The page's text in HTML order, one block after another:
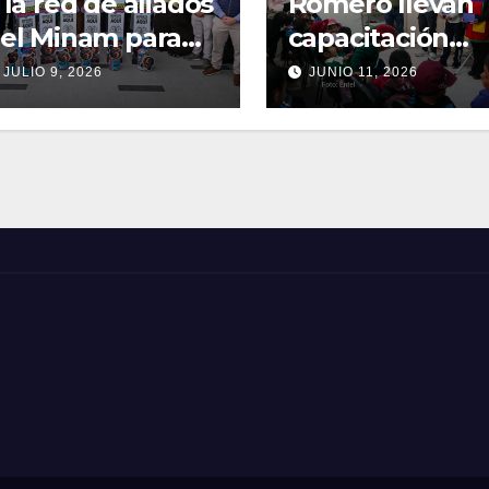
Minam para
la
«Tapas
JULIO 9, 2026
capacitación
digital a
comunidad
de La Libertad
JUNIO 11, 2026